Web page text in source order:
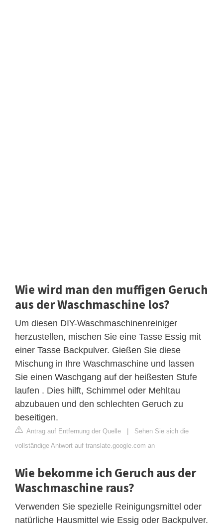
Wie wird man den muffigen Geruch
aus der Waschmaschine los?
Um diesen DIY-Waschmaschinenreiniger
herzustellen, mischen Sie eine Tasse Essig mit
einer Tasse Backpulver. Gießen Sie diese
Mischung in Ihre Waschmaschine und lassen
Sie einen Waschgang auf der heißesten Stufe
laufen . Dies hilft, Schimmel oder Mehltau
abzubauen und den schlechten Geruch zu
beseitigen.
Antrag auf Entfernung der Quelle | Sehen Sie sich die
vollständige Antwort auf translate.google.com an
Wie bekomme ich Geruch aus der
Waschmaschine raus?
Verwenden Sie spezielle Reinigungsmittel oder
natürliche Hausmittel wie Essig oder Backpulver.